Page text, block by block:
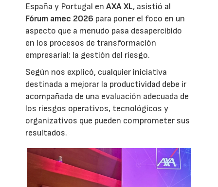
España y Portugal enAXA XL, asistió al
Fórum amec 2026 para poner el foco en un
aspecto que a menudo pasa desapercibido
en los procesos de transformación
empresarial: la gestión del riesgo.
Según nos explicó, cualquier iniciativa
destinada a mejorar la productividad debe ir
acompañada de una evaluación adecuada de
los riesgos operativos, tecnológicos y
organizativos que pueden comprometer sus
resultados.